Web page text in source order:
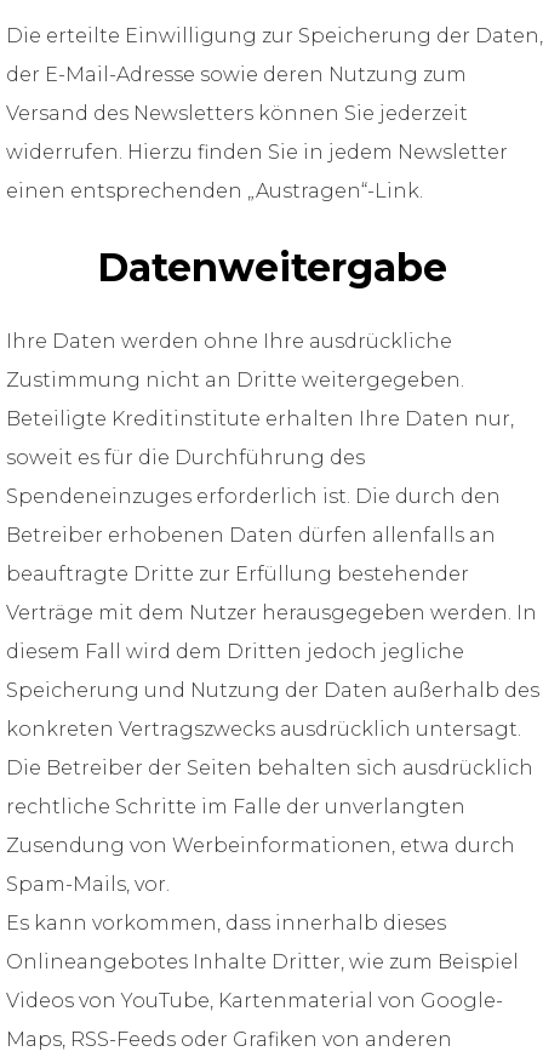
Die erteilte Einwilligung zur Speicherung der Daten,
der E-Mail-Adresse sowie deren Nutzung zum
Versand des Newsletters können Sie jederzeit
widerrufen. Hierzu finden Sie in jedem Newsletter
einen entsprechenden „Austragen“-Link.
Datenweitergabe
Ihre Daten werden ohne Ihre ausdrückliche
Zustimmung nicht an Dritte weitergegeben.
Beteiligte Kreditinstitute erhalten Ihre Daten nur,
soweit es für die Durchführung des
Spendeneinzuges erforderlich ist. Die durch den
Betreiber erhobenen Daten dürfen allenfalls an
beauftragte Dritte zur Erfüllung bestehender
Verträge mit dem Nutzer herausgegeben werden. In
diesem Fall wird dem Dritten jedoch jegliche
Speicherung und Nutzung der Daten außerhalb des
konkreten Vertragszwecks ausdrücklich untersagt.
Die Betreiber der Seiten behalten sich ausdrücklich
rechtliche Schritte im Falle der unverlangten
Zusendung von Werbeinformationen, etwa durch
Spam-Mails, vor.
Es kann vorkommen, dass innerhalb dieses
Onlineangebotes Inhalte Dritter, wie zum Beispiel
Videos von YouTube, Kartenmaterial von Google-
Maps, RSS-Feeds oder Grafiken von anderen